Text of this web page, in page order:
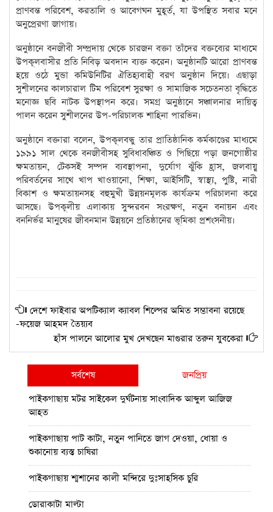
প্রাণবন্ত পরিবেশ, করতালি ও আবেগঘন মুহূর্ত, যা উপস্থিত সবার মনে
অনুপ্রেরণা জাগায়।
অনুষ্ঠানে বনজীবী সম্প্রদায় থেকে চারজন বক্তা তাঁদের বক্তব্যের মাধ্যমে
উপকূলবাসীর প্রতি নিবিড় অবদান ব্যক্ত করেন। অনুষ্ঠানটি আরো প্রাণবন্ত
হয়ে ওঠে মুন্ডা কমিউনিটির ঐতিহ্যবাহী বরণ অনুষ্ঠান দিয়ে। এছাড়া
সুশীলনের কালচারাল টিম পরিবেশ সুরক্ষা ও সামাজিক সচেতনতা বৃদ্ধিতে
মনোজ্ঞ ছবি নাটক উপস্থাপন করে। সমগ্র অনুষ্ঠানে সঞ্চালনার দায়িত্ব
পালন করেন সুশীলনের উপ-পরিচালক শাহিনা পারভিন।
অনুষ্ঠানে বক্তারা বলেন, উপকূলবন্ধু তার প্রাতিষ্ঠানিক কর্মকাণ্ডের মাধ্যমে
১৯৯১ সাল থেকে বনজীবীসহ সুবিধাবঞ্চিত ও পিছিয়ে পড়া জনগোষ্ঠীর
ক্ষমতায়ন, টেকসই সম্পদ ব্যবস্থাপনা, দুর্যোগ ঝুঁকি হ্রাস, জলবায়ু
পরিবর্তনের সাথে খাপ খাওয়ানো, শিক্ষা, আইসিটি, স্বাস্থ্য, পুষ্টি, নারী
বিকাশ ও ক্ষমতায়নসহ বহুমুখী উন্নয়নমূলক কার্যক্রম পরিচালনা করে
আসছে। উপকূলীয় এলাকায় সুন্দরবন সংরক্ষণ, নতুন বনায়ন এবং
বননির্ভর মানুষের জীবনমান উন্নয়নে প্রতিষ্ঠানের ভূমিকা প্রশংসনীয়।
দেশে ফাইবার অপটিক্যাল ক্যাবল শিল্পের অমিত সম্ভাবনা রয়েছে
-ফয়েজ আহমদ তৈয়্যব
হাঁস পালনে আলোর মুখ দেখছেন মাগুরার তরুন যুবকেরা
সর্বশেষ
জনপ্রিয়
পাইকগাছায় মটর সাইকেল দুর্ঘটনায় সাংবাদিক আব্দুল আজিজ
আহত
পাইকগাছায় পাট কাটা, নতুন পানিতে জাগ দেওয়া, ধোয়া ও
শুকানোয় ব্যস্ত চাষিরা
পাইকগাছায় শ্মশানের কালী মন্দিরে দুঃসাহসিক চুরি
ডোরাকাটা মাল্টা